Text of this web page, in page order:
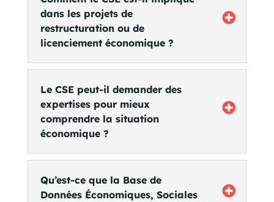
dans les projets de
restructuration ou de
licenciement économique ?
Le CSE peut-il demander des
expertises pour mieux
comprendre la situation
économique ?
Qu’est-ce que la Base de
Données Économiques, Sociales